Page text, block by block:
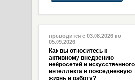
проводится с 03.08.2026 по
05.09.2026
Как вы относитесь к
активному внедрению
нейросетей и искусственного
интеллекта в повседневную
жизнь и работу?